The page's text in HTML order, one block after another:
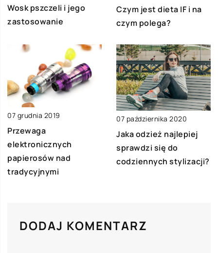
Wosk pszczeli i jego
zastosowanie
Czym jest dieta IF i na
czym polega?
07 grudnia 2019
Przewaga
elektronicznych
papierosów nad
tradycyjnymi
07 października 2020
Jaka odzież najlepiej
sprawdzi się do
codziennych stylizacji?
DODAJ KOMENTARZ